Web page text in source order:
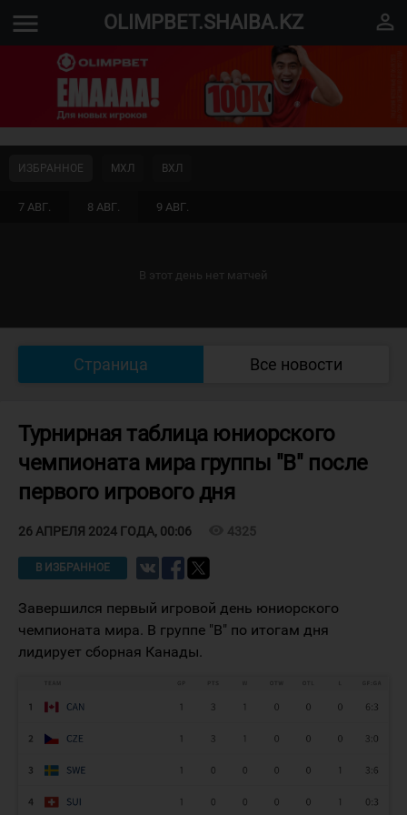
menu OLIMPBET.SHAIBA.KZ perm_identity
7 АВГ. 8 АВГ. 9 АВГ.
ИЗБРАННОЕ МХЛ ВХЛ
В этот день нет матчей
Страница Все новости
Турнирная таблица юниорского
чемпионата мира группы "В" после
первого игрового дня
26 АПРЕЛЯ 2024 ГОДА, 00:06 4325
В ИЗБРАННОЕ
Завершился первый игровой день юниорского
чемпионата мира. В группе "В" по итогам дня
лидирует сборная Канады.